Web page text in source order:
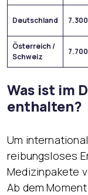
Deutschland
Österreich /
Schweiz
Was ist im
enthalten?
Um
reibungsloses
Medizinpakete
Ab dem